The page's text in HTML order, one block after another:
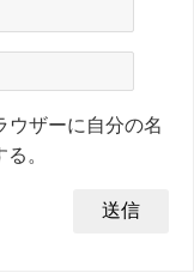
ウザーに自分の名
。